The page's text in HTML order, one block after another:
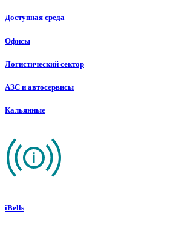
Доступная среда
Офисы
Логистический сектор
АЗС и автосервисы
Кальянные
iBells